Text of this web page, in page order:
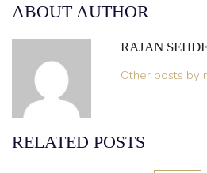
ABOUT AUTHOR
RAJAN
Other posts by
RELATED POSTS